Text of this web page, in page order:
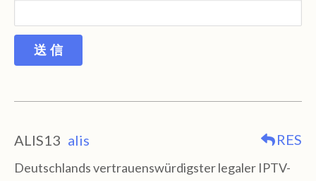
送 信
ALIS13 alis RES
Deutschlands vertrauenswürdigster legaler IPTV-